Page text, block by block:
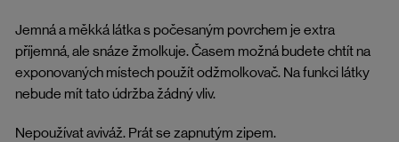
Jemná a měkká látka s počesaným povrchem je extra
příjemná, ale snáze žmolkuje. Časem možná budete chtít na
exponovaných místech použít odžmolkovač. Na funkci látky
nebude mít tato údržba žádný vliv.
Nepoužívat aviváž. Prát se zapnutým zipem.